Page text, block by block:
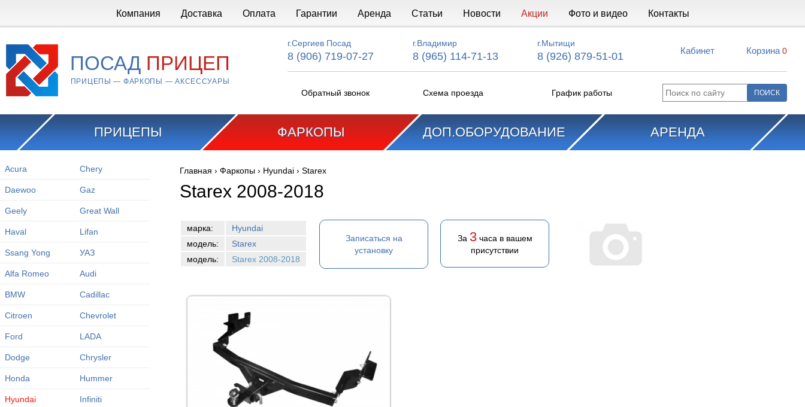
Компания Доставка Оплата Гарантии Аренда Статьи Новости Акции Фото и видео Контакты
ПОСАД ПРИЦЕП
ПРИЦЕПЫ — ФАРКОПЫ — АКСЕССУАРЫ
г.Сергиев Посад
8 (906) 719-07-27
г.Владимир
8 (965) 114-71-13
г.Мытищи
8 (926) 879-51-01 Кабинет Корзина 0
Обратный звонок Схема проезда График работы
ПРИЦЕПЫ ФАРКОПЫ ДОП.ОБОРУДОВАНИЕ АРЕНДА
Acura Chery
Daewoo Gaz
Geely Great Wall
Haval Lifan
Ssang Yong УАЗ
Alfa Romeo Audi
BMW Cadillac
Citroen Chevrolet
Ford LADA
Dodge Chrysler
Honda Hummer
Hyundai Infiniti
Вы здесь
Главная › Фаркопы › Hyundai › Starex
Starex 2008-2018
марка:
Hyundai
модель:
Starex
модель:
Starex 2008-2018
Записаться на
установку
За 3часа в вашем
присутствии